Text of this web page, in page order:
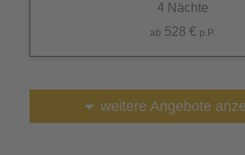
4 Nächte
ab 528 € p.P.
weitere Angebote